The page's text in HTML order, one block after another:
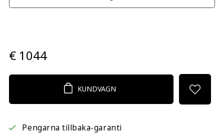
€ 1044
KUNDVAGN
Pengarna tillbaka-garanti